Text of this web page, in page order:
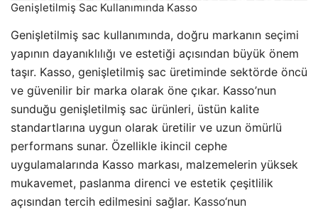
Genişletilmiş Sac Kullanımında Kasso
Genişletilmiş sac kullanımında, doğru markanın seçimi
yapının dayanıklılığı ve estetiği açısından büyük önem
taşır. Kasso, genişletilmiş sac üretiminde sektörde öncü
ve güvenilir bir marka olarak öne çıkar. Kasso’nun
sunduğu genişletilmiş sac ürünleri, üstün kalite
standartlarına uygun olarak üretilir ve uzun ömürlü
performans sunar. Özellikle ikincil cephe
uygulamalarında Kasso markası, malzemelerin yüksek
mukavemet, paslanma direnci ve estetik çeşitlilik
açısından tercih edilmesini sağlar. Kasso‘nun